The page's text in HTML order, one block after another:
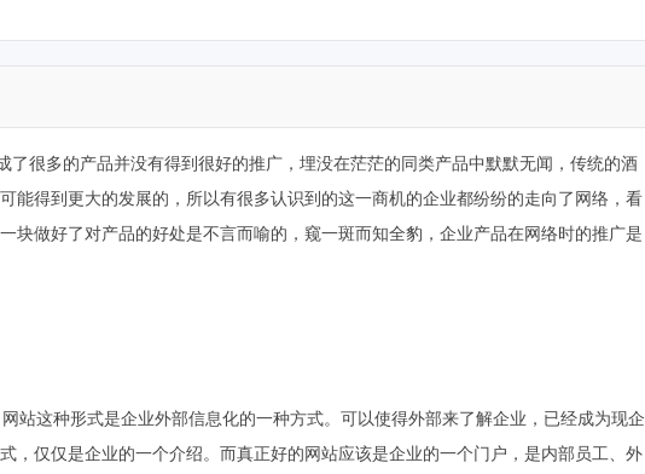
很多的产品并没有得到很好的推广，埋没在茫茫的同类产品中默默无闻，传统的酒
能得到更大的发展的，所以有很多认识到的这一商机的企业都纷纷的走向了网络，看
块做好了对产品的好处是不言而喻的，窥一斑而知全豹，企业产品在网络时的推广是
这种形式是企业外部信息化的一种方式。可以使得外部来了解企业，已经成为现企
，仅仅是企业的一个介绍。而真正好的网站应该是企业的一个门户，是内部员工、外